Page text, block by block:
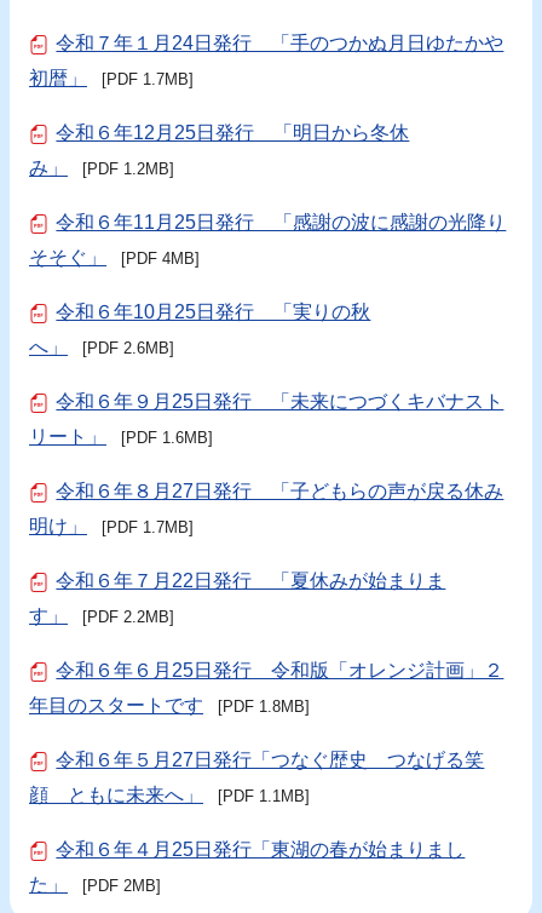
令和７年１月24日発行 「手のつかぬ月日ゆたかや
初暦」
[PDF 1.7MB]
令和６年12月25日発行 「明日から冬休
み」
[PDF 1.2MB]
令和６年11月25日発行 「感謝の波に感謝の光降り
そそぐ」
[PDF 4MB]
令和６年10月25日発行 「実りの秋
へ」
[PDF 2.6MB]
令和６年９月25日発行 「未来につづくキバナスト
リート」
[PDF 1.6MB]
令和６年８月27日発行 「子どもらの声が戻る休み
明け」
[PDF 1.7MB]
令和６年７月22日発行 「夏休みが始まりま
す」
[PDF 2.2MB]
令和６年６月25日発行 令和版「オレンジ計画」２
年目のスタートです
[PDF 1.8MB]
令和６年５月27日発行「つなぐ歴史 つなげる笑
顔 ともに未来へ」
[PDF 1.1MB]
令和６年４月25日発行「東湖の春が始まりまし
た」
[PDF 2MB]